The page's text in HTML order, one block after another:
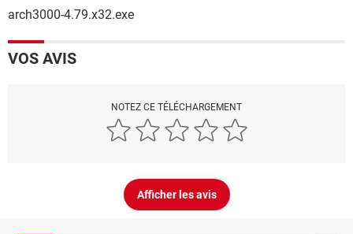
arch3000-4.79.x32.exe
VOS AVIS
NOTEZ CE TÉLÉCHARGEMENT
Afficher les avis